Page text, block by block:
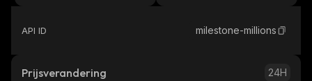
API ID milestone-millions
Prijsverandering 24H